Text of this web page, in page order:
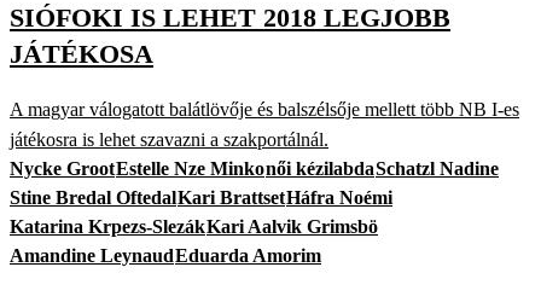
SIÓFOKI IS LEHET 2018 LEGJOBB
JÁTÉKOSA
A magyar válogatott balátlövője és balszélsője mellett több NB I-es
játékosra is lehet szavazni a szakportálnál.
Nycke GrootEstelle Nze Minkonői kézilabdaSchatzl Nadine
Stine Bredal OftedalKari BrattsetHáfra Noémi
Katarina Krpezs-SlezákKari Aalvik Grimsbö
Amandine LeynaudEduarda Amorim